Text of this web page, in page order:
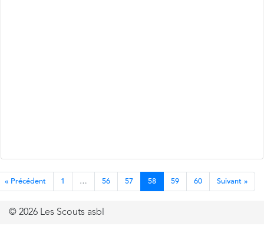
« Précédent 1 … 56 57 58 59 60 Suivant »
© 2026 Les Scouts asbl
Mentions légales−Vie privée